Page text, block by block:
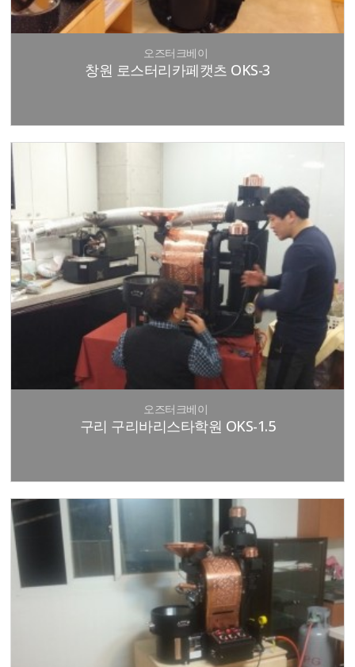
오즈터크베이
창원 로스터리카페캣츠 OKS-3
오즈터크베이
구리 구리바리스타학원 OKS-1.5